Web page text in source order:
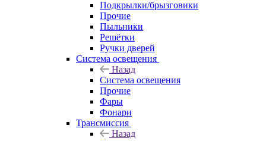
Подкрылки/брызговики
Прочие
Пыльники
Решётки
Ручки дверей
Система освещения
Назад
Система освещения
Прочие
Фары
Фонари
Трансмиссия
Назад